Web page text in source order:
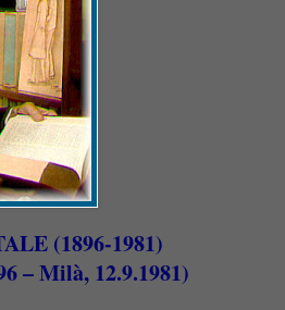
(1896-1981)
– Milà, 12.9.1981)